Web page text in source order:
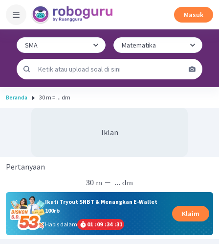
Masuk
Beranda 30 m = ... dm
Iklan
Pertanyaan
30 m = ... dm
Ikuti Tryout SNBT & Menangkan E-Wallet
100rb
Habis dalam
01 :09 :34 :31
Klaim